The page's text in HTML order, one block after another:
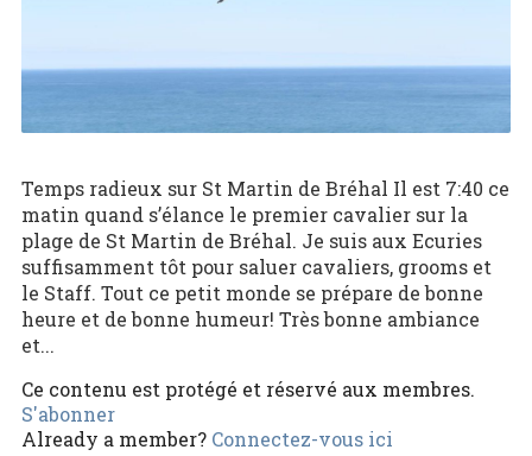
Temps radieux sur St Martin de Bréhal Il est 7:40 ce
matin quand s’élance le premier cavalier sur la
plage de St Martin de Bréhal. Je suis aux Ecuries
suffisamment tôt pour saluer cavaliers, grooms et
le Staff. Tout ce petit monde se prépare de bonne
heure et de bonne humeur! Très bonne ambiance
et...
Ce contenu est protégé et réservé aux membres.
S'abonner
Already a member? Connectez-vous ici